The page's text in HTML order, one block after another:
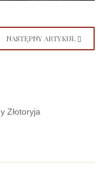
NASTĘPNY ARTYKUŁ
Złotoryja